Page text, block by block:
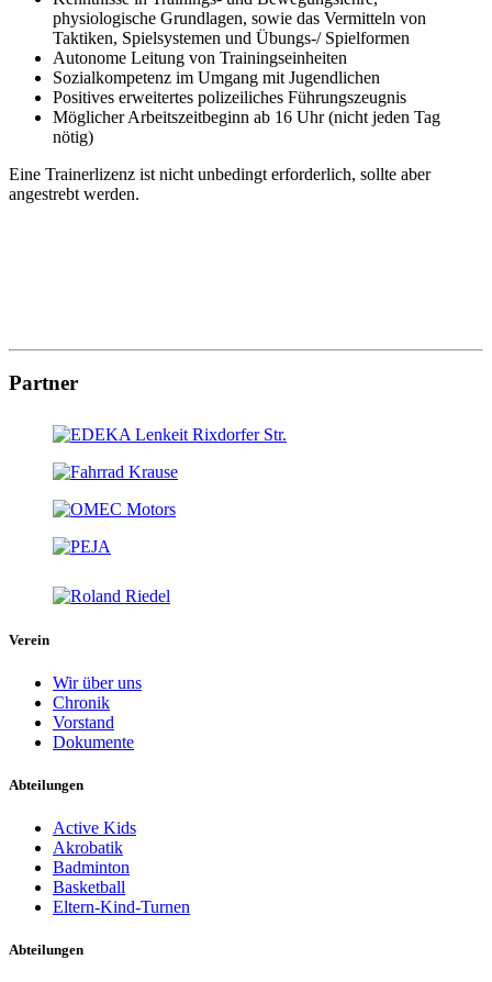
physiologische Grundlagen, sowie das Vermitteln von
Taktiken, Spielsystemen und Übungs-/ Spielformen
Autonome Leitung von Trainingseinheiten
Sozialkompetenz im Umgang mit Jugendlichen
Positives erweitertes polizeiliches Führungszeugnis
Möglicher Arbeitszeitbeginn ab 16 Uhr (nicht jeden Tag
nötig)
Eine Trainerlizenz ist nicht unbedingt erforderlich, sollte aber
angestrebt werden.
Partner
Verein
Wir über uns
Chronik
Vorstand
Dokumente
Abteilungen
Active Kids
Akrobatik
Badminton
Basketball
Eltern-Kind-Turnen
Abteilungen